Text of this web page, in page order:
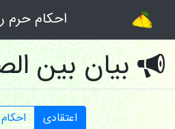
احکام حرم
بیان بین
احکام اعتقادی